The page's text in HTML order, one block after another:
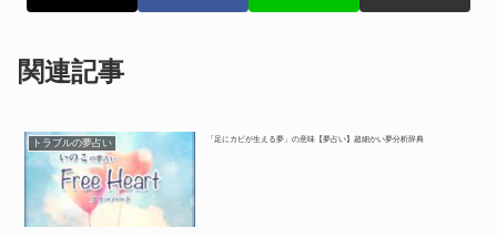
関連記事
トラブルの夢占い 「足にカビが生える夢」の意味【夢占い】超細かい夢分析辞典